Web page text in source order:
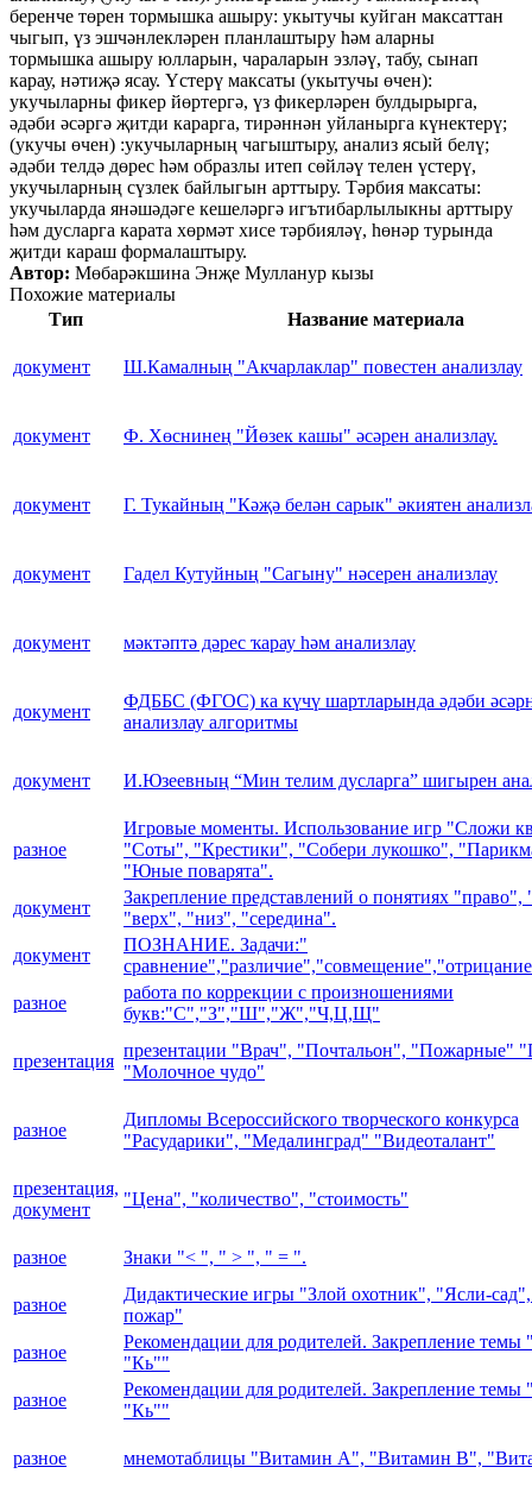
беренче төрен тормышка ашыру: укытучы куйган максаттан
чыгып, үз эшчәнлекләрен планлаштыру һәм аларны
тормышка ашыру юлларын, чараларын эзләү, табу, сынап
карау, нәтиҗә ясау. Үстерү максаты (укытучы өчен):
укучыларны фикер йөртергә, үз фикерләрен булдырырга,
әдәби әсәргә җитди карарга, тирәннән уйланырга күнектерү;
(укучы өчен) :укучыларның чагыштыру, анализ ясый белү;
әдәби телдә дөрес һәм образлы итеп сөйләү телен үстерү,
укучыларның сүзлек байлыгын арттыру. Тәрбия максаты:
укучыларда янәшәдәге кешеләргә игътибарлылыкны арттыру
һәм дусларга карата хөрмәт хисе тәрбияләү, һөнәр турында
җитди караш формалаштыру.
Автор: Мөбарәкшина Энҗе Мулланур кызы
Похожие материалы
Тип
Название материала
документ Ш.Камалның "Акчарлаклар" повестен анализлау
документ Ф. Хөснинең "Йөзек кашы" әсәрен анализлау.
документ Г. Тукайның "Кәҗә белән сарык" әкиятен
документ Гадел Кутуйның "Сагыну" нәсерен анализлау
документ мәктәптә дәрес ҡарау һәм анализлау
документ
ФДББС (ФГОС) ка күчү шартларында әдәби
анализлау алгоритмы
документ И.Юзеевның “Мин телим дусларга” шигырен
разное
Игровые моменты. Использование игр "Сложи
"Соты", "Крестики", "Собери лукошко",
"Юные поварята".
документ
Закрепление представлений о понятиях "право",
"верх", "низ", "середина".
документ
ПОЗНАНИЕ. Задачи:"
разное
работа по коррекции с произношениями
букв:"С","З","Ш","Ж","Ч,Ц,Щ"
презентация
презентации "Врач", "Почтальон", "Пожарные"
"Молочное чудо"
разное
Дипломы Всероссийского творческого конкурса
"Расударики", "Медалинград" "Видеоталант"
презентация,
документ
"Цена", "количество", "стоимость"
разное Знаки "< ", " > ", " = ".
разное
Дидактические игры "Злой охотник", "Ясли-
пожар"
разное
Рекомендации для родителей. Закрепление
"Кь""
разное
Рекомендации для родителей. Закрепление
"Кь""
разное мнемотаблицы "Витамин А", "Витамин В",